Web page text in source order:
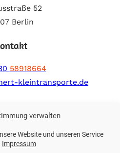
verwalten
Website und unseren Service
Impressum
52
Berlin
58918664
kleintransporte.de
Links